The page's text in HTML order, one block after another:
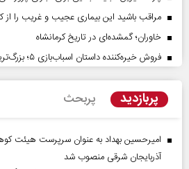
مراقب باشید این بیماری عجیب و غریب را از
خاوران؛ گمشده‌ای در تاریخ کرمانشاه
فروش خیره‌کننده داستان اسباب‌بازی ۵؛ بزرگ‌ترین افتتاحیه سال برای پیکسار
پربازدید پربحث
امیرحسین بهداد به عنوان سرپرست هیئت
آذربایجان شرقی منصوب شد